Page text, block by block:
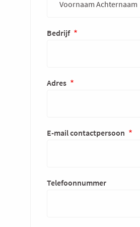
Bedrijf
Adres
E-mail contactpersoon
Telefoonnummer